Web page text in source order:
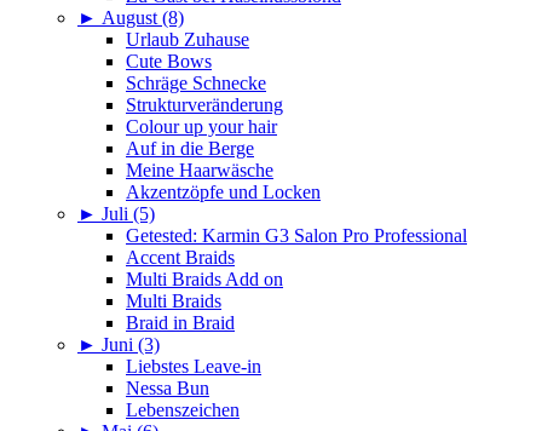
► August (8)
Urlaub Zuhause
Cute Bows
Schräge Schnecke
Strukturveränderung
Colour up your hair
Auf in die Berge
Meine Haarwäsche
Akzentzöpfe und Locken
► Juli (5)
Getested: Karmin G3 Salon Pro Professional
Accent Braids
Multi Braids Add on
Multi Braids
Braid in Braid
► Juni (3)
Liebstes Leave-in
Nessa Bun
Lebenszeichen